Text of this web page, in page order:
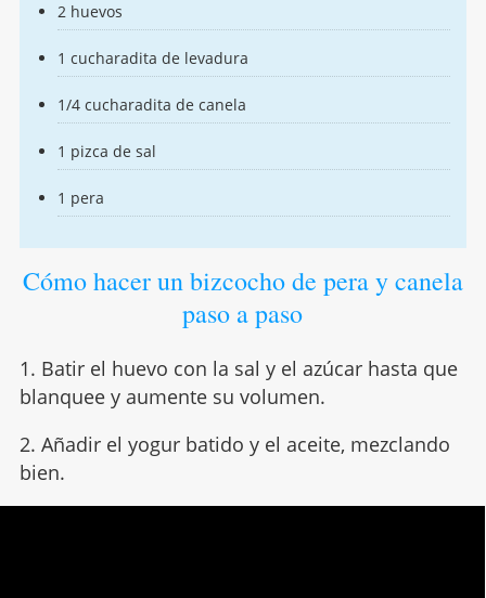
2 huevos
1 cucharadita de levadura
1/4 cucharadita de canela
1 pizca de sal
1 pera
Cómo hacer un bizcocho de pera y canela
paso a paso
1. Batir el huevo con la sal y el azúcar hasta que
blanquee y aumente su volumen.
2. Añadir el yogur batido y el aceite, mezclando
bien.